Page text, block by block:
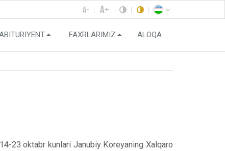
FAXRLARIMIZ ALOQA
23 oktabr kunlari Janubiy Koreyaning Xalqaro